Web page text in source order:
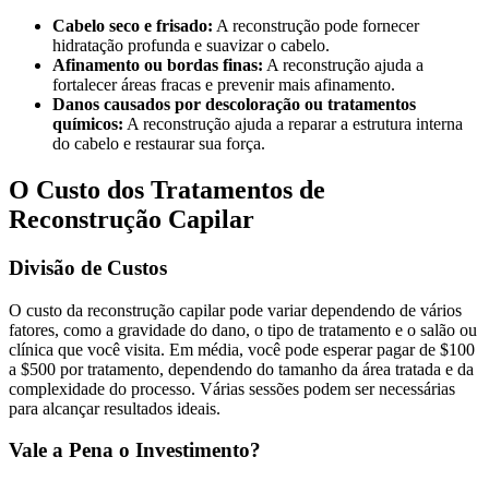
Cabelo seco e frisado: A reconstrução pode fornecer
hidratação profunda e suavizar o cabelo.
Afinamento ou bordas finas: A reconstrução ajuda a
fortalecer áreas fracas e prevenir mais afinamento.
Danos causados por descoloração ou tratamentos
químicos: A reconstrução ajuda a reparar a estrutura interna
do cabelo e restaurar sua força.
O Custo dos Tratamentos de
Reconstrução Capilar
Divisão de Custos
O custo da reconstrução capilar pode variar dependendo de vários
fatores, como a gravidade do dano, o tipo de tratamento e o salão ou
clínica que você visita. Em média, você pode esperar pagar de $100
a $500 por tratamento, dependendo do tamanho da área tratada e da
complexidade do processo. Várias sessões podem ser necessárias
para alcançar resultados ideais.
Vale a Pena o Investimento?